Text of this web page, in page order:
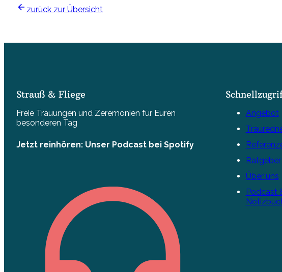
zurück zur Übersicht
Strauß & Fliege
Freie Trauungen und Zeremonien für Euren
besonderen Tag
Jetzt reinhören: Unser Podcast bei Spotify
Angebot
Ratgeber
Über uns
Podcast